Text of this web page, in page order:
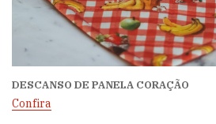
DESCANSO DE PANELA CORAÇÃO
Confira